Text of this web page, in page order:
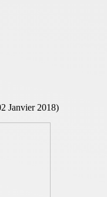
Janvier 2018)